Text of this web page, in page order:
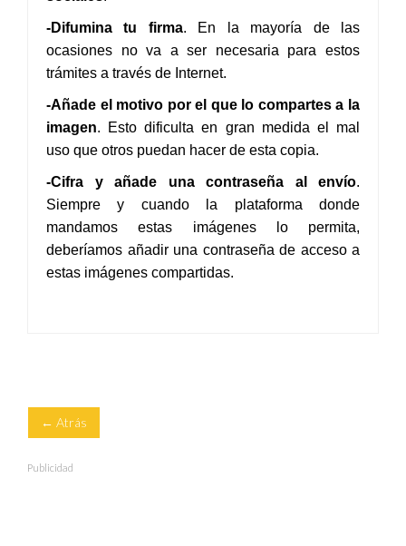
-Difumina tu firma. En la mayoría de las
ocasiones no va a ser necesaria para estos
trámites a través de Internet.
-Añade el motivo por el que lo compartes a la
imagen. Esto dificulta en gran medida el mal
uso que otros puedan hacer de esta copia.
-Cifra y añade una contraseña al envío.
Siempre y cuando la plataforma donde
mandamos estas imágenes lo permita,
deberíamos añadir una contraseña de acceso a
estas imágenes compartidas.
← Atrás
Publicidad